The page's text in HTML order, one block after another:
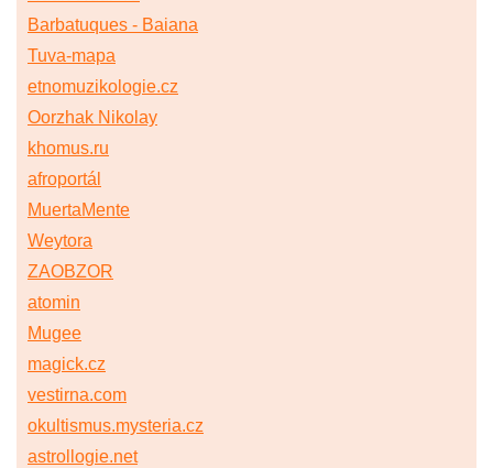
Barbatuques - Baiana
Tuva-mapa
etnomuzikologie.cz
Oorzhak Nikolay
khomus.ru
afroportál
MuertaMente
Weytora
ZAOBZOR
atomin
Mugee
magick.cz
vestirna.com
okultismus.mysteria.cz
astrollogie.net